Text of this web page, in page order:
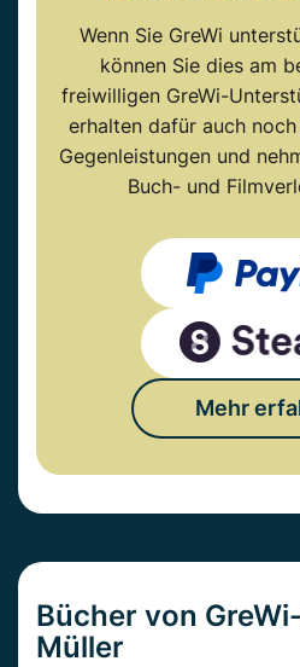
Wenn Sie GreWi
können Sie dies am
freiwilligen GreWi-
erhalten dafür auch
Gegenleistungen und
Buch- und
Mehr
Bücher von
Müller